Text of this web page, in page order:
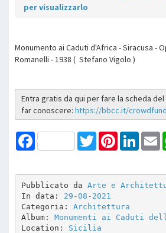
per visualizzarlo
Monumento ai Caduti d'Africa - Siracusa -
Romanelli - 1938 ( Stefano Vigolo )
Entra gratis da qui per fare la scheda
far conoscere: https://bbcc.it/
Facebook TwitterPinterest
Pubblicato da Arte e
In data: 29-08-2021
Categoria: Architettura
Album: Monumenti ai Caduti
Location: Sicilia